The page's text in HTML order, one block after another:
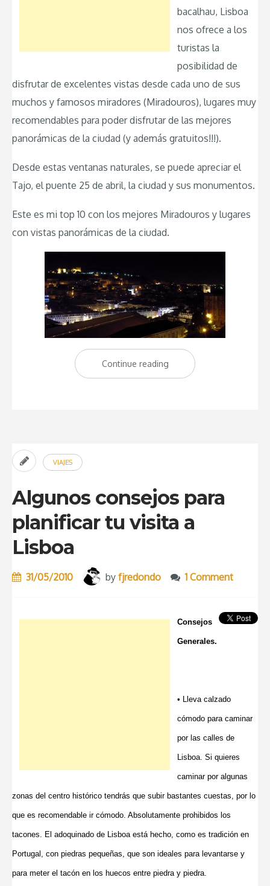
bacalhau, Lisboa
nos ofrece a los
turistas la
posibilidad de
disfrutar de excelentes vistas desde cada uno de sus
muchos y famosos miradores (Miradouros), lugares muy
recomendables para poder disfrutar de las mejores
panorámicas de la ciudad (y además gratuitos!!!).
Desde estas ventanas naturales, se puede apreciar el
Tajo, el puente 25 de abril, la ciudad y sus monumentos.
Este es mi top 10 con los mejores Miradouros y lugares
con vistas panorámicas de la ciudad.
Continue reading “Miradouros
de
VIAJES
Algunos consejos para
planificar tu visita a
Lisboa
31/05/2010 by fjredondo 1 Comment
Consejos
Generales.
• Lleva calzado
cómodo para caminar
por las calles de
Lisboa. Si quieres
caminar por algunas
zonas del centro histórico tendrás que subir bastantes cuestas, por lo
que es recomendable ir cómodo. Absolutamente prohibidos los
tacones. El adoquinado de Lisboa está hecho, como es tradición en
Portugal, con piedras pequeñas, que son ideales para levantarse y
para meter el tacón en los huecos entre piedra y piedra.